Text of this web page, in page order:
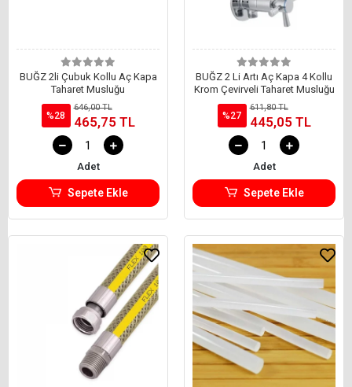
BUĞZ 2li Çubuk Kollu Aç Kapa
Taharet Musluğu
%28
646,00 TL
465,75 TL
Adet
Sepete Ekle
BUĞZ 2 Li Artı Aç Kapa 4 Kollu
Krom Çevirveli Taharet Musluğu
%27
611,80 TL
445,05 TL
Adet
Sepete Ekle